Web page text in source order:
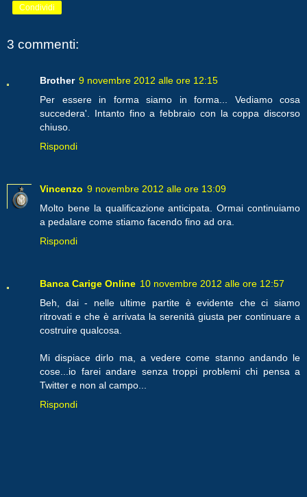
Condividi
3 commenti:
Brother 9 novembre 2012 alle ore 12:15
Per essere in forma siamo in forma... Vediamo cosa
succedera'. Intanto fino a febbraio con la coppa discorso
chiuso.
Rispondi
Vincenzo 9 novembre 2012 alle ore 13:09
Molto bene la qualificazione anticipata. Ormai continuiamo
a pedalare come stiamo facendo fino ad ora.
Rispondi
Banca Carige Online 10 novembre 2012 alle ore 12:57
Beh, dai - nelle ultime partite è evidente che ci siamo
ritrovati e che è arrivata la serenità giusta per continuare a
costruire qualcosa.
Mi dispiace dirlo ma, a vedere come stanno andando le
cose...io farei andare senza troppi problemi chi pensa a
Twitter e non al campo...
Rispondi